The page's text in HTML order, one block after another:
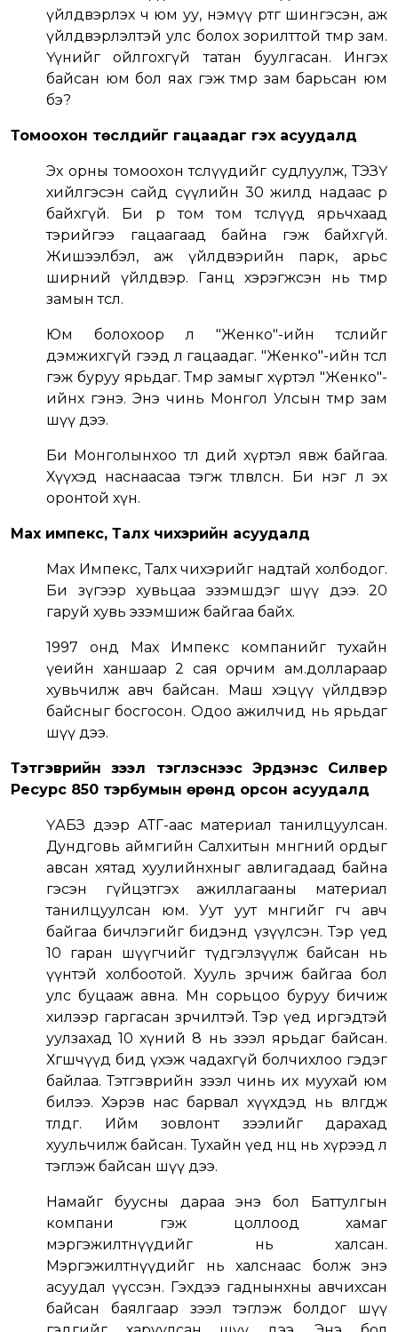
үйлдвэрлэх ч юм уу, нэмүү өртөг шингэсэн, аж
үйлдвэрлэлтэй улс болох зорилттой төмөр зам.
Үүнийг ойлгохгүй татан буулгасан. Ингэх
байсан юм бол яах гэж төмөр зам барьсан юм
бэ?
Томоохон төслүүдийг гацаадаг гэх асуудалд
Эх орны томоохон төслүүдийг судлуулж, ТЭЗҮ
хийлгэсэн сайд сүүлийн 30 жилд надаас өөр
байхгүй. Би өөрөө том том төслүүд ярьчхаад
тэрийгээ гацаагаад байна гэж байхгүй.
Жишээлбэл, аж үйлдвэрийн парк, арьс
ширний үйлдвэр. Ганц хэрэгжсэн нь төмөр
замын төсөл.
Юм болохоор л "Женко"-ийн төслийг
дэмжихгүй гээд л гацаадаг. "Женко"-ийн төсөл
гэж буруу ярьдаг. Төмөр замыг хүртэл "Женко"-
ийнх гэнэ. Энэ чинь Монгол Улсын төмөр зам
шүү дээ.
Би Монголынхоо төлөө өдий хүртэл явж байгаа.
Хүүхэд наснаасаа тэгж төлөвлөсөн. Би нэг л эх
оронтой хүн.
Мах импекс, Талх чихэрийн асуудалд
Мах Импекс, Талх чихэрийг надтай холбодог.
Би зүгээр хувьцаа эзэмшдэг шүү дээ. 20
гаруй хувь эзэмшиж байгаа байх.
1997 онд Мах Импекс компанийг тухайн
үеийн ханшаар 2 сая орчим ам.доллараар
хувьчилж авч байсан. Маш хэцүү үйлдвэр
байсныг босгосон. Одоо ажилчид нь ярьдаг
шүү дээ.
Тэтгэврийн зээл тэглэснээс Эрдэнэс Силвер
Ресурс 850 тэрбумын өрөнд орсон асуудалд
ҮАБЗ дээр АТГ-аас материал танилцуулсан.
Дундговь аймгийн Салхитын мөнгөний ордыг
авсан хятад хуулийнхныг авлигадаад байна
гэсэн гүйцэтгэх ажиллагааны материал
танилцуулсан юм. Уут уут мөнгийг өгч авч
байгаа бичлэгийг бидэнд үзүүлсэн. Тэр үед
10 гаран шүүгчийг түдгэлзүүлж байсан нь
үүнтэй холбоотой. Хууль зөрчиж байгаа бол
улс буцааж авна. Мөн сорьцоо буруу бичиж
хилээр гаргасан зөрчилтэй. Тэр үед иргэдтэй
уулзахад 10 хүний 8 нь зээл ярьдаг байсан.
Хөгшчүүд бид үхэж чадахгүй болчихлоо гэдэг
байлаа. Тэтгэврийн зээл чинь их муухай юм
билээ. Хэрэв нас барвал хүүхдэд нь өвлөгдөж
төлдөг. Ийм зовлонт зээлийг дарахад
хуульчилж байсан. Тухайн үед нөөц нь хүрээд л
тэглэж байсан шүү дээ.
Намайг буусны дараа энэ бол Баттулгын
компани гэж цоллоод хамаг
мэргэжилтнүүдийг нь халсан.
Мэргэжилтнүүдийг нь халснаас болж энэ
асуудал үүссэн. Гэхдээ гаднынхны авчихсан
байсан баялгаар зээл тэглэж болдог шүү